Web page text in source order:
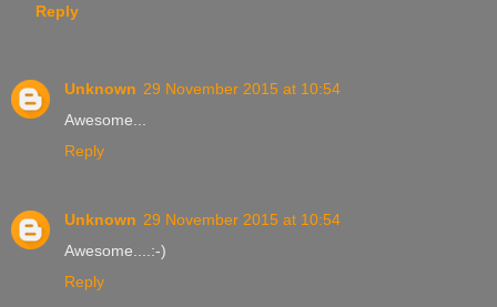
Reply
Unknown 29 November 2015 at 10:54
Awesome...
Reply
Unknown 29 November 2015 at 10:54
Awesome....:-)
Reply